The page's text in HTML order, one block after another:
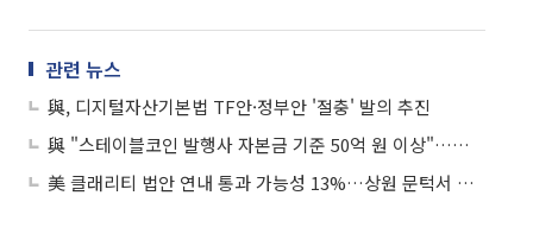
관련 뉴스
與, 디지털자산기본법 TF안·정부안 '절충' 발의 추진
與 "스테이블코인 발행사 자본금 기준 50억 원 이상"…디지털자산기본법 내달 초 발의 추진
美 클래리티 법안 연내 통과 가능성 13%…상원 문턱서 제동